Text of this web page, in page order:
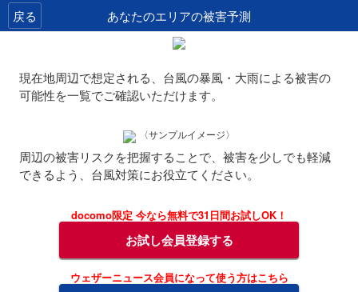
戻る あなたのエリアの被害予測
現在地周辺で想定される、台風の暴風・大雨による被害の
可能性を一覧でご確認いただけます。
〈サンプルイメージ〉
周辺の被害リスクを把握することで、被害を少しでも軽減
できるよう、台風対策にお役立てください。
docomo限定 今なら無料で31日間お試しOK！
お試し会員登録する
ウェザーニュース会員になって使う方はこちら